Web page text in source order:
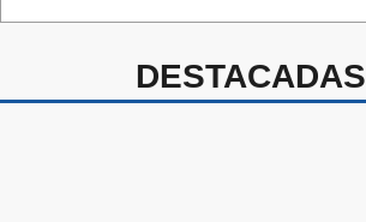
DESTACADAS